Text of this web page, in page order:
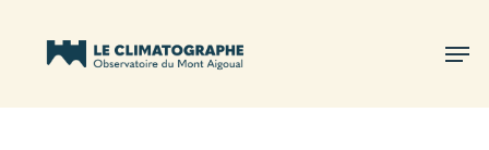
Menu
Menu